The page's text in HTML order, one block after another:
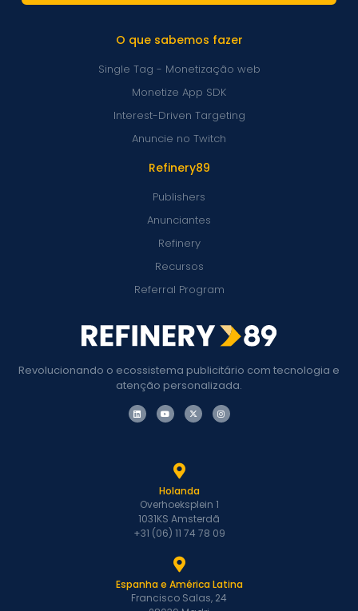
Revolucionando o ecossistema publicitário com tecnologia e
atenção personalizada.
Refinery89
Publishers
Anunciantes
Refinery
Recursos
Referral Program
O que sabemos fazer
Single Tag - Monetização web
Monetize App SDK
Interest-Driven Targeting
Anuncie no Twitch
Holanda
Overhoeksplein 1
1031KS Amsterdã
+31 (06) 11 74 78 09
Espanha e América Latina
Francisco Salas, 24